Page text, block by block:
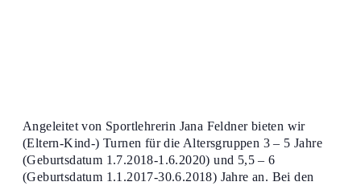
Angeleitet von Sportlehrerin Jana Feldner bieten wir
(Eltern-Kind-) Turnen für die Altersgruppen 3 – 5 Jahre
(Geburtsdatum 1.7.2018-1.6.2020) und 5,5 – 6
(Geburtsdatum 1.1.2017-30.6.2018) Jahre an. Bei den